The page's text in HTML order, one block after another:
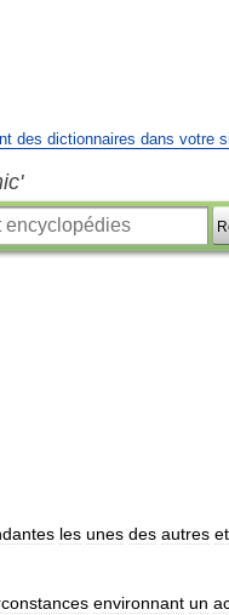
des dictionnaires dans votre
les unes des autres et
environnant un